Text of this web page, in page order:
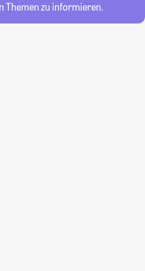
Themen zu informieren.